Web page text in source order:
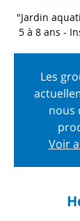
"Jardin
5 à 8 ans -
Les
nous
Voir